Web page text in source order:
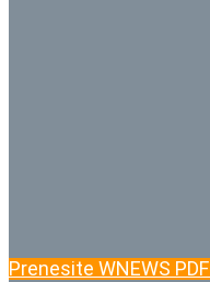
Prenesite WNEWS PDF